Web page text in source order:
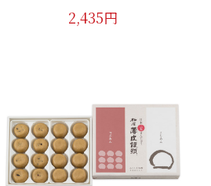
柏屋薄皮饅頭
2,435円